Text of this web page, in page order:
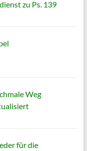
zu Ps. 139
Weg
für die